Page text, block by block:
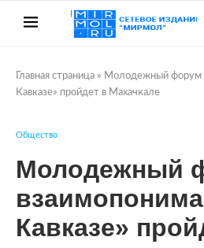
Главная страница » Молодежный форум
Кавказе» пройдет в Махачкале
Общество
Молодежный
Кавказе»